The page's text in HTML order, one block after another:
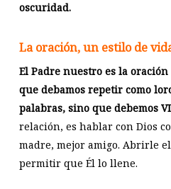
oscuridad.
La oración, un estilo de
El Padre nuestro es la
que debamos repetir como
palabras, sino que debemos
relación, es hablar con Dios
madre, mejor amigo. Abrirle
permitir que Él lo llene.